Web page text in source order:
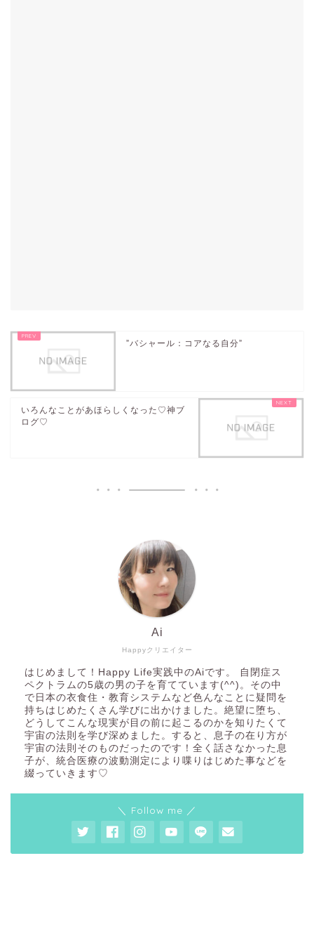
”バシャール：コアなる自分”
いろんなことがあほらしくなった♡神ブ
ログ♡
Happyクリエイター
Ai
はじめまして！Happy Life実践中のAiです。 自閉症ス
ペクトラムの5歳の男の子を育てています(^^)。その中
で日本の衣食住・教育システムなど色んなことに疑問を
持ちはじめたくさん学びに出かけました。絶望に堕ち、
どうしてこんな現実が目の前に起こるのかを知りたくて
宇宙の法則を学び深めました。すると、息子の在り方が
宇宙の法則そのものだったのです！全く話さなかった息
子が、統合医療の波動測定により喋りはじめた事などを
綴っていきます♡
＼ Follow me ／